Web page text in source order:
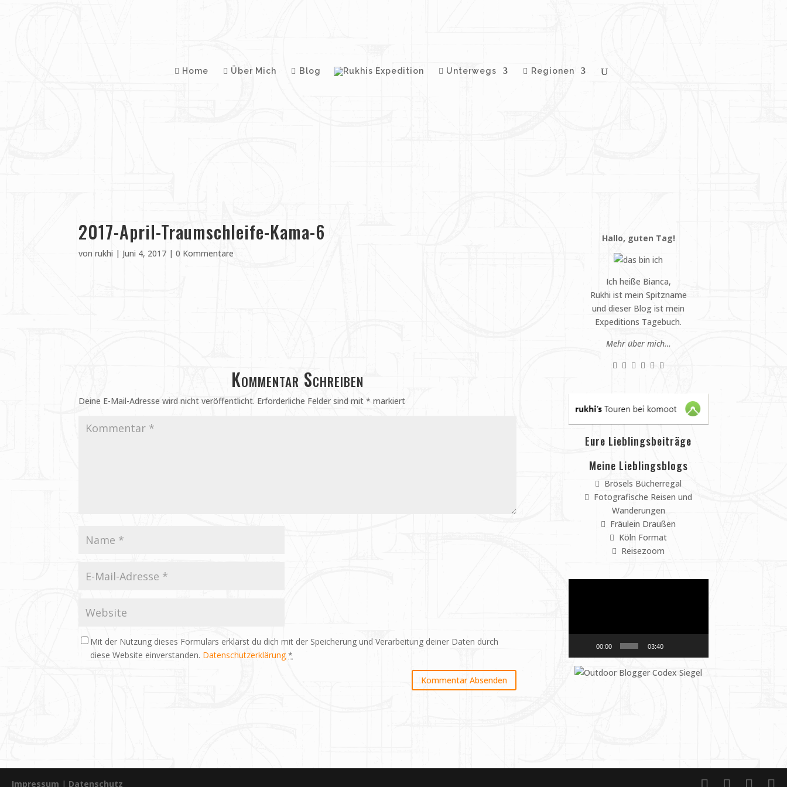
Home Über Mich Blog Unterwegs Regionen
2017-April-Traumschleife-Kama-6
vonrukhi | Juni 4, 2017 |0 Kommentare
Kommentar Schreiben
Deine E-Mail-Adresse wird nicht veröffentlicht. Erforderliche Felder sind mit* markiert
Mit der Nutzung dieses Formulars erklärst du dich mit der Speicherung und Verarbeitung deiner Daten durch
diese Website einverstanden. Datenschutzerklärung *
Hallo, guten Tag!
Ich heiße Bianca,
Rukhi ist mein Spitzname
und dieser Blog ist mein
Expeditions Tagebuch.
Mehr über mich…
Eure Lieblingsbeiträge
Meine Lieblingsblogs
Brösels Bücherregal
Fotografische Reisen und
Wanderungen
Fräulein Draußen
Köln Format
Reisezoom
00:00 03:40
Impressum | Datenschutz